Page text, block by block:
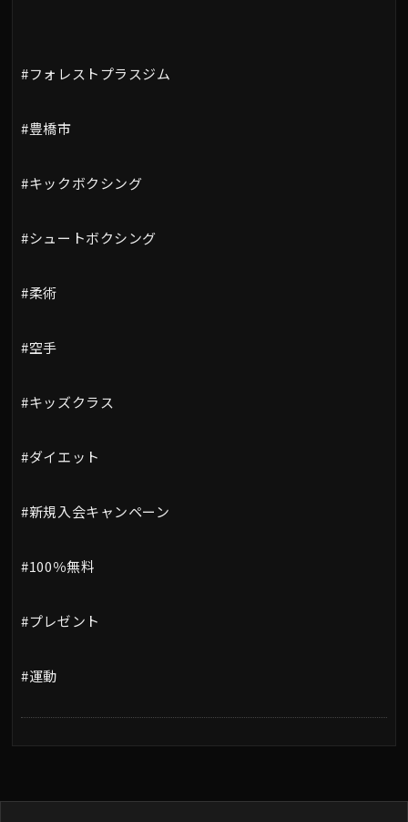
#フォレストプラスジム
#豊橋市
#キックボクシング
#シュートボクシング
#柔術
#空手
#キッズクラス
#ダイエット
#新規入会キャンペーン
#100％無料
#プレゼント
#運動